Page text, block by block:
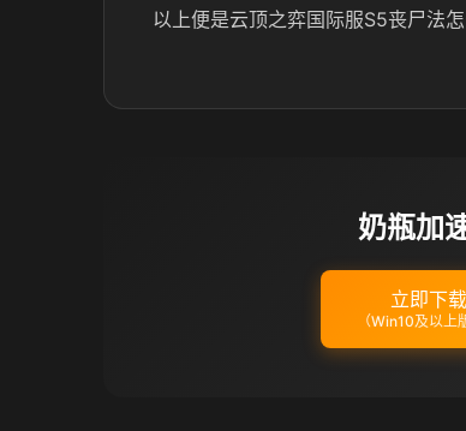
以上便是云顶之弈国际服S5丧尸法
奶瓶加
立即下载
（Win10及以上